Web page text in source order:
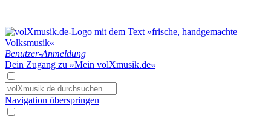
Benutzer-Anmeldung
Dein Zugang zu »Mein volXmusik.de«
Navigation überspringen